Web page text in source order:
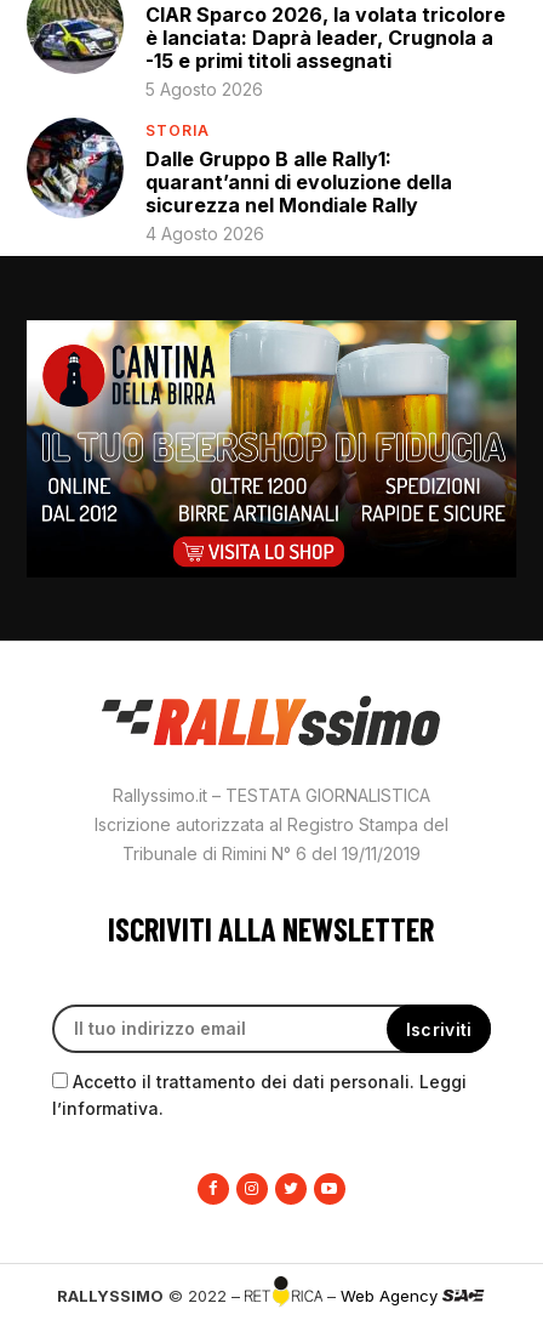
CIAR Sparco 2026, la volata tricolore
è lanciata: Daprà leader, Crugnola a
-15 e primi titoli assegnati
5 Agosto 2026
STORIA
Dalle Gruppo B alle Rally1:
quarant’anni di evoluzione della
sicurezza nel Mondiale Rally
4 Agosto 2026
Rallyssimo.it – TESTATA GIORNALISTICA
Iscrizione autorizzata al Registro Stampa del
Tribunale di Rimini N° 6 del 19/11/2019
ISCRIVITI ALLA NEWSLETTER
Accetto il trattamento dei dati personali. Leggi
l’informativa.
RALLYSSIMO © 2022 – –Web Agency